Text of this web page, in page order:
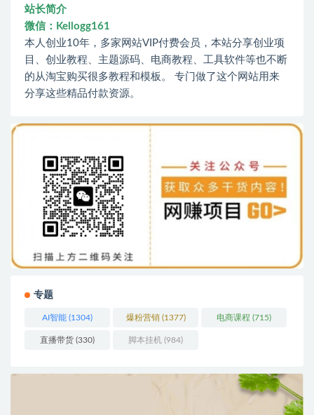
站长简介
微信：Kellogg161
本人创业10年，多家网站VIP付费会员，本站分享创业项
目、创业教程、主题源码、电商教程、工具软件等也不断
的从淘宝购买很多教程和模板。 专门做了这个网站用来
分享这些精品付款资源。
专题
AI智能 (1304) 爆粉营销 (1377) 电商课程 (715)
直播带货 (330) 脚本挂机 (984)